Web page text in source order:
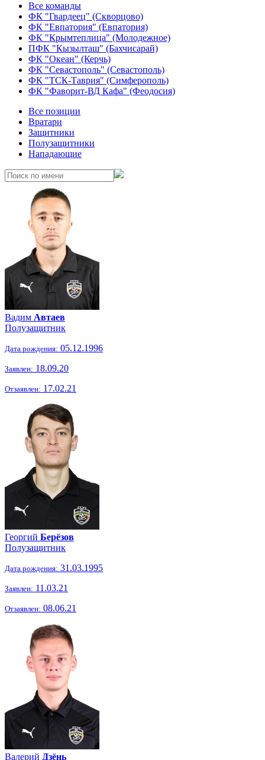
Все команды
ФК "Гвардеец" (Скворцово)
ФК "Евпатория" (Евпатория)
ФК "Крымтеплица" (Молодежное)
ПФК "Кызылташ" (Бахчисарай)
ФК "Океан" (Керчь)
ФК "Севастополь" (Севастополь)
ФК "ТСК-Таврия" (Симферополь)
ФК "Фаворит-ВД Кафа" (Феодосия)
Все позиции
Вратари
Защитники
Полузащитники
Нападающие
Вадим Автаев
Полузащитник
Дата рождения: 05.12.1996
Заявлен: 18.09.20
Отзаявлен: 17.02.21
Георгий Берёзов
Полузащитник
Дата рождения: 31.03.1995
Заявлен: 11.03.21
Отзаявлен: 08.06.21
Валерий Дзёнь